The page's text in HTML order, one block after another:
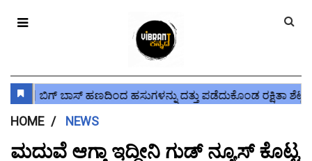
HOME NEWS
ಮದುವೆ ಆಗ್ತಾ ಇದ್ದೀನಿ ಗುಡ್ ನ್ಯೂಸ್ ಕೊಟ್ಟ‌